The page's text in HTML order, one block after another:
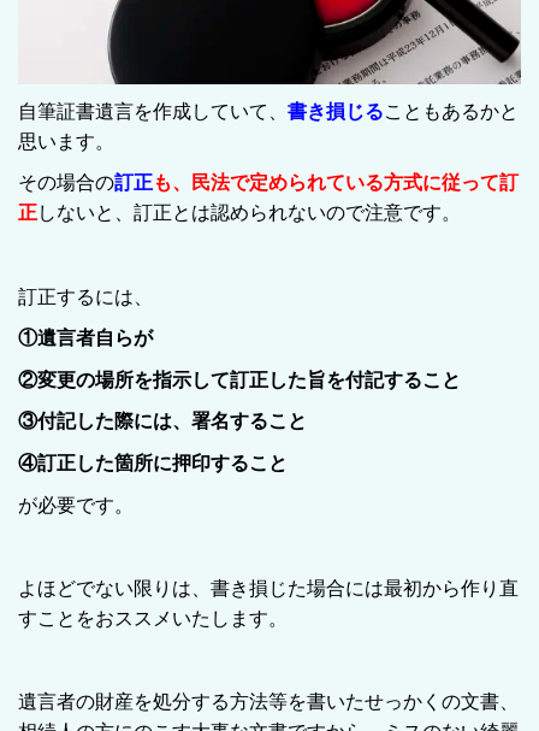
自筆証書遺言を作成していて、 書き損じることもあるかと
思います。
その場合の訂正も、民法で定められている方式に従って訂
正しないと、訂正とは認められないので注意です。
訂正するには、
①遺言者自らが
②変更の場所を指示して訂正した旨を付記すること
③付記した際には、署名すること
④訂正した箇所に押印すること
が必要です。
よほどでない限りは、書き損じた場合には最初から作り直
すことをおススメいたします。
遺言者の財産を処分する方法等を書いたせっかくの文書、